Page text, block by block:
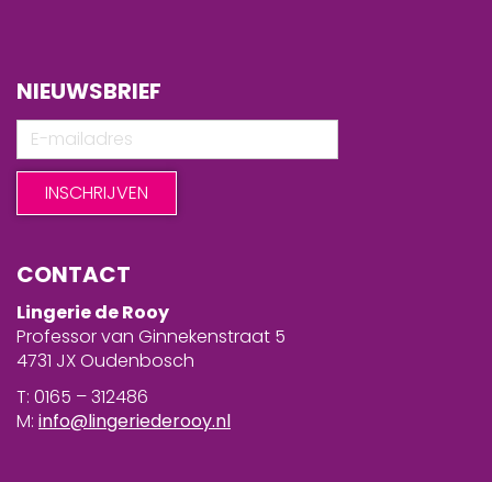
NIEUWSBRIEF
CONTACT
Lingerie de Rooy
Professor van Ginnekenstraat 5
4731 JX Oudenbosch
T: 0165 – 312486
M: info@lingeriederooy.nl